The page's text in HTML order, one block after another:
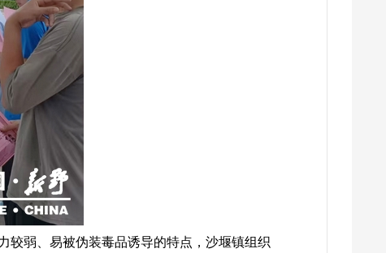
较弱、易被伪装毒品诱导的特点，沙堰镇组织